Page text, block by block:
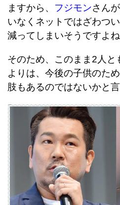
ますから、 フジモンさん
いなくネットではざわつ
減ってしまいそうですよね
そのため、このまま2人と
よりは、今後の子供のた
肢もあるのではないかと